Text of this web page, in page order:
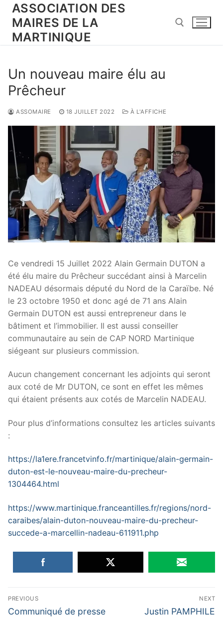
ASSOCIATION DES
MAIRES DE LA
MARTINIQUE
Un nouveau maire élu au
Prêcheur
ASSOMAIRE 18 JUILLET 2022 À L'AFFICHE
Ce vendredi 15 Juillet 2022 Alain Germain DUTON a
été élu maire du Prêcheur succédant ainsi à Marcelin
NADEAU désormais député du Nord de la Caraïbe. Né
le 23 octobre 1950 et donc agé de 71 ans Alain
Germain DUTON est aussi entrepreneur dans le
bâtiment et l’immobilier. Il est aussi conseiller
communautaire au sein de CAP NORD Martinique
siégeant sur plusieurs commission.
Aucun changement concernant les adjoints qui seront
aux coté de Mr DUTON, ce sont en effet les mêmes
qui étaient présents aux cotés de Marcelin NADEAU.
Pour plus d’informations consultez les articles suivants
:
https://la1ere.francetvinfo.fr/martinique/alain-germain-
duton-est-le-nouveau-maire-du-precheur-
1304464.html
https://www.martinique.franceantilles.fr/regions/nord-
caraibes/alain-duton-nouveau-maire-du-precheur-
succede-a-marcellin-nadeau-611911.php
PREVIOUS
Communiqué de presse
NEXT
Justin PAMPHILE